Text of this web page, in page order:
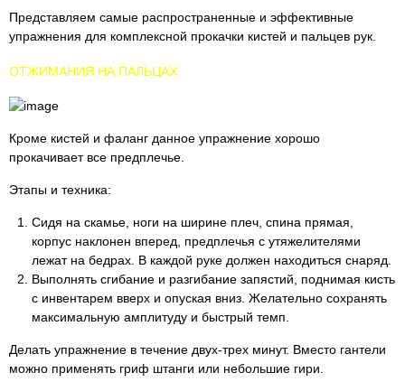
Представляем самые распространенные и эффективные
упражнения для комплексной прокачки кистей и пальцев рук.
ОТЖИМАНИЯ НА ПАЛЬЦАХ
Кроме кистей и фаланг данное упражнение хорошо
прокачивает все предплечье.
Этапы и техника:
Сидя на скамье, ноги на ширине плеч, спина прямая,
корпус наклонен вперед, предплечья с утяжелителями
лежат на бедрах. В каждой руке должен находиться снаряд.
Выполнять сгибание и разгибание запястий, поднимая кисть
с инвентарем вверх и опуская вниз. Желательно сохранять
максимальную амплитуду и быстрый темп.
Делать упражнение в течение двух-трех минут. Вместо гантели
можно применять гриф штанги или небольшие гири.